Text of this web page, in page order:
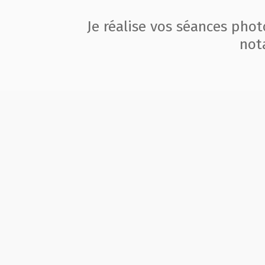
Je réalise vos séances